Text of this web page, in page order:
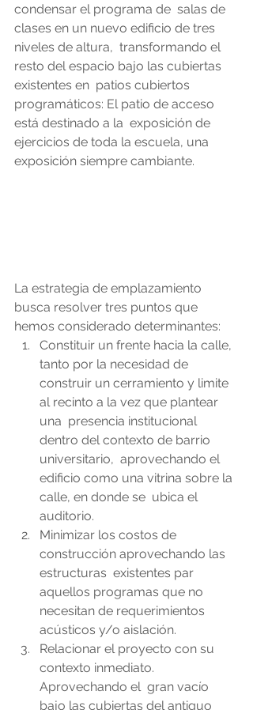
condensar el programa de  salas de
clases en un nuevo edificio de tres
niveles de altura,  transformando el
resto del espacio bajo las cubiertas
existentes en  patios cubiertos
programáticos: El patio de acceso
está destinado a la  exposición de
ejercicios de toda la escuela, una
exposición siempre cambiante.
La estrategia de emplazamiento
busca resolver tres puntos que
hemos considerado determinantes:
Constituir un frente hacia la calle,
tanto por la necesidad de
construir un cerramiento y limite
al recinto a la vez que plantear
una  presencia institucional
dentro del contexto de barrio
universitario,  aprovechando el
edificio como una vitrina sobre la
calle, en donde se  ubica el
auditorio.
Minimizar los costos de
construcción aprovechando las
estructuras  existentes par
aquellos programas que no
necesitan de requerimientos
acústicos y/o aislación.
Relacionar el proyecto con su
contexto inmediato.
Aprovechando el  gran vacío
bajo las cubiertas del antiguo